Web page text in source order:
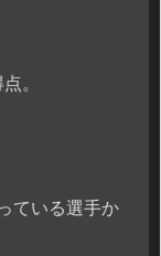
。
ている選手か